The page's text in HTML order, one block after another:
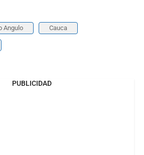
Angulo Cauca
PUBLICIDAD